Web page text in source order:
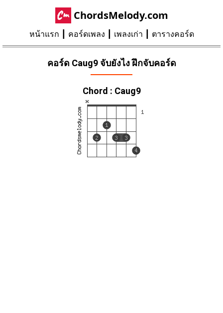
ChordsMelody.com
หน้าแรก คอร์ดเพลง เพลงเก่า ตารางคอร์ด
คอร์ด Caug9 จับยังไง ฝึกจับคอร์ด
Chord : Caug9